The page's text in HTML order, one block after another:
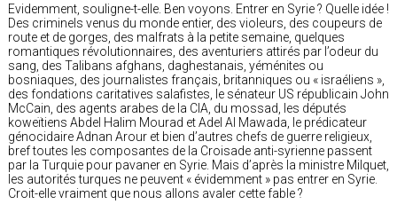
Evidemment, souligne-t-elle. Ben voyons. Entrer en Syrie ? Quelle idée !
Des criminels venus du monde entier, des violeurs, des coupeurs de
route et de gorges, des malfrats à la petite semaine, quelques
romantiques révolutionnaires, des aventuriers attirés par l’odeur du
sang, des Talibans afghans, daghestanais, yéménites ou
bosniaques, des journalistes français, britanniques ou « israéliens »,
des fondations caritatives salafistes, le sénateur US républicain John
McCain, des agents arabes de la CIA, du mossad, les députés
koweïtiens Abdel Halim Mourad et Adel Al Mawada, le prédicateur
génocidaire Adnan Arour et bien d’autres chefs de guerre religieux,
bref toutes les composantes de la Croisade anti-syrienne passent
par la Turquie pour pavaner en Syrie. Mais d’après la ministre Milquet,
les autorités turques ne peuvent « évidemment » pas entrer en Syrie.
Croit-elle vraiment que nous allons avaler cette fable ?